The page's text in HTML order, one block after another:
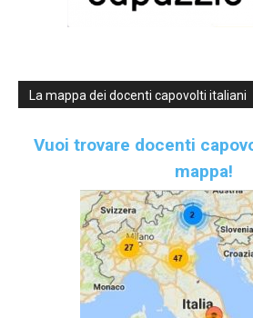
La mappa dei docenti capovolti italiani
Vuoi trovare docenti
mappa!